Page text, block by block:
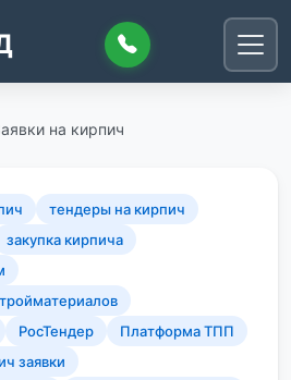
на кирпич
тендеры на кирпич
закупка кирпича
РосТендер
Платформа ТПП
заявки